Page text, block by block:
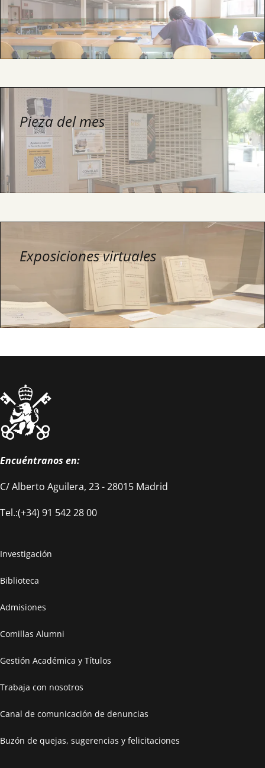
Pieza del mes
Exposiciones virtuales
Encuéntranos en:
C/ Alberto Aguilera, 23 - 28015 Madrid
Tel.:(+34) 91 542 28 00
Investigación
Biblioteca
Admisiones
Comillas Alumni
Gestión Académica y Títulos
Trabaja con nosotros
Canal de comunicación de denuncias
Buzón de quejas, sugerencias y felicitaciones